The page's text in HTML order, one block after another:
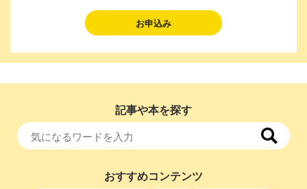
お申込み
記事や本を探す
おすすめコンテンツ